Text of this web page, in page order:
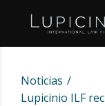
Noticias
Lupicinio ILF